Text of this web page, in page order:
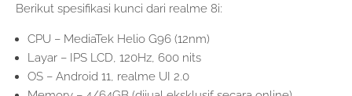
Berikut spesifikasi kunci dari realme 8i:
CPU – MediaTek Helio G96 (12nm)
Layar – IPS LCD, 120Hz, 600 nits
OS – Android 11, realme UI 2.0